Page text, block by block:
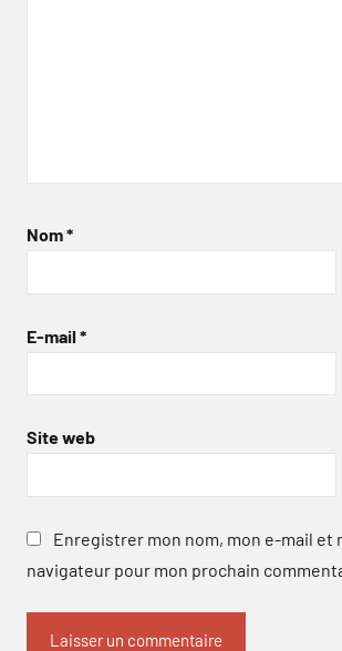
Nom*
E-mail *
Site web
Enregistrer mon nom, mon e-mail et
navigateur pour mon prochain